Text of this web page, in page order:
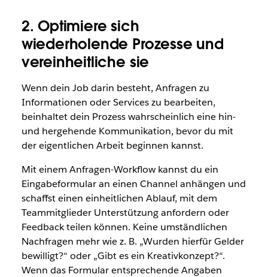
2. Optimiere sich
wiederholende Prozesse und
vereinheitliche sie
Wenn dein Job darin besteht, Anfragen zu
Informationen oder Services zu bearbeiten,
beinhaltet dein Prozess wahrscheinlich eine hin-
und hergehende Kommunikation, bevor du mit
der eigentlichen Arbeit beginnen kannst.
Mit einem Anfragen-Workflow kannst du ein
Eingabeformular an einen Channel anhängen und
schaffst einen einheitlichen Ablauf, mit dem
Teammitglieder Unterstützung anfordern oder
Feedback teilen können. Keine umständlichen
Nachfragen mehr wie z. B. „Wurden hierfür Gelder
bewilligt?“ oder „Gibt es ein Kreativkonzept?“.
Wenn das Formular entsprechende Angaben